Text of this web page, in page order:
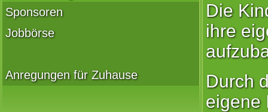
Sponsoren
Jobbörse
Anregungen für Zuhause
Die
ihre
Durch
eigene